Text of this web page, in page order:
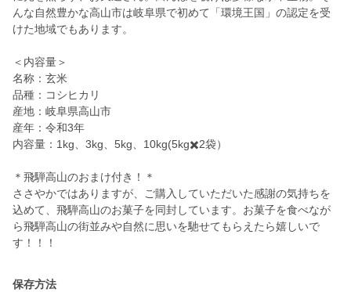
んな自然豊かな高山市は岐阜県で初めて「環境王国」の認定を受
けた地域でもあります。
＜内容量＞
名称：玄米
品種：コシヒカリ
産地：岐阜県高山市
産年：令和3年
内容量：1kg、3kg、5kg、10kg(5kg✖️2袋）
＊飛騨高山のおまけ付き！＊
ささやかではありますが、ご購入していただいた感謝の気持ちを
込めて、飛騨高山のお菓子を同封しています。お菓子を食べなが
ら飛騨高山の街並みや自然に思いを馳せてもらえたら嬉しいで
す！！！
保存方法